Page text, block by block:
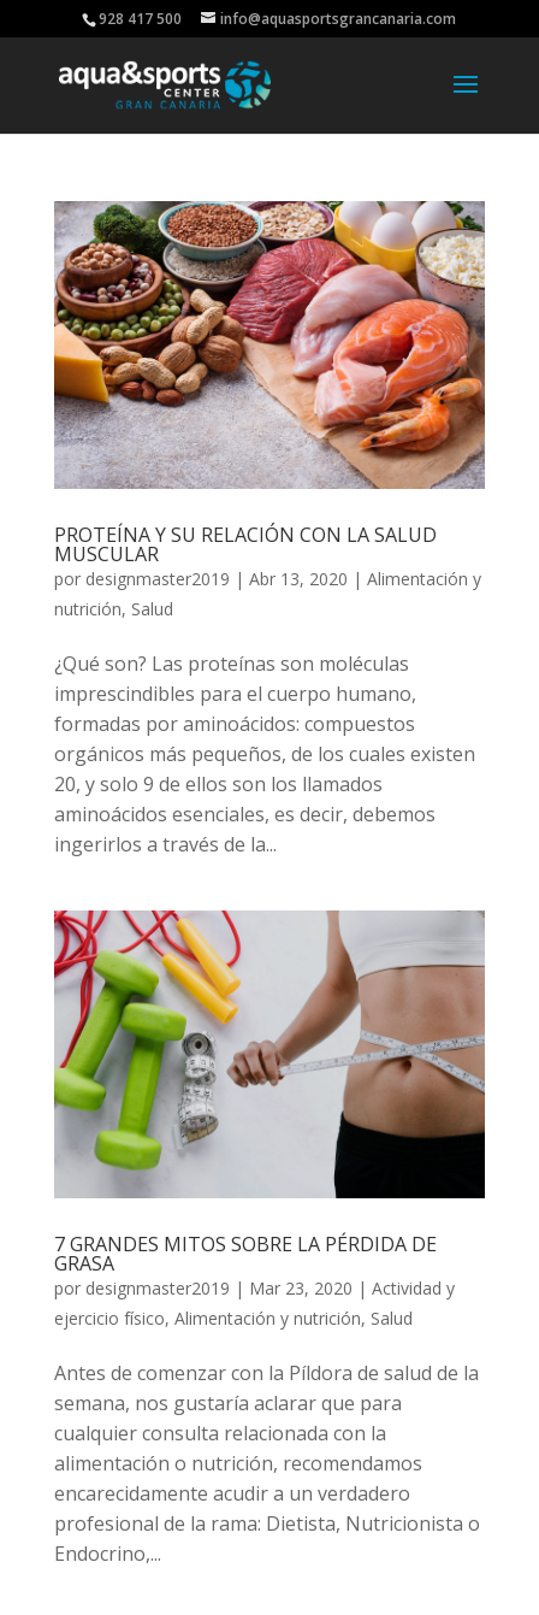
928 417 500 info@aquasportsgrancanaria.com
PROTEÍNA Y SU RELACIÓN CON LA SALUD
MUSCULAR
por designmaster2019 | Abr 13, 2020 | Alimentación y
nutrición, Salud
¿Qué son? Las proteínas son moléculas
imprescindibles para el cuerpo humano,
formadas por aminoácidos: compuestos
orgánicos más pequeños, de los cuales existen
20, y solo 9 de ellos son los llamados
aminoácidos esenciales, es decir, debemos
ingerirlos a través de la...
7 GRANDES MITOS SOBRE LA PÉRDIDA DE
GRASA
por designmaster2019 | Mar 23, 2020 | Actividad y
ejercicio físico, Alimentación y nutrición, Salud
Antes de comenzar con la Píldora de salud de la
semana, nos gustaría aclarar que para
cualquier consulta relacionada con la
alimentación o nutrición, recomendamos
encarecidamente acudir a un verdadero
profesional de la rama: Dietista, Nutricionista o
Endocrino,...